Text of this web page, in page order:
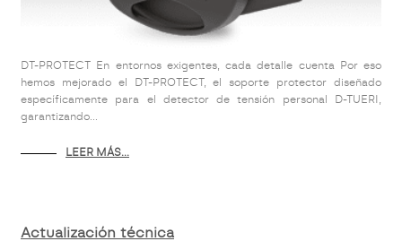
DT-PROTECT En entornos exigentes, cada detalle cuenta Por eso
hemos mejorado el DT-PROTECT, el soporte protector diseñado
específicamente para el detector de tensión personal D-TUERI,
garantizando...
LEER MÁS...
Actualización técnica